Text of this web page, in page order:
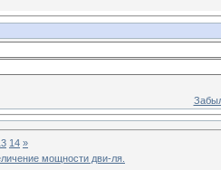
14 »
мощности дви-ля.